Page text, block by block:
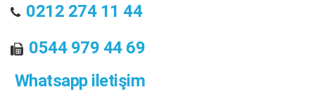
0212 274 11 44
0544 979 44 69
Whatsapp iletişim